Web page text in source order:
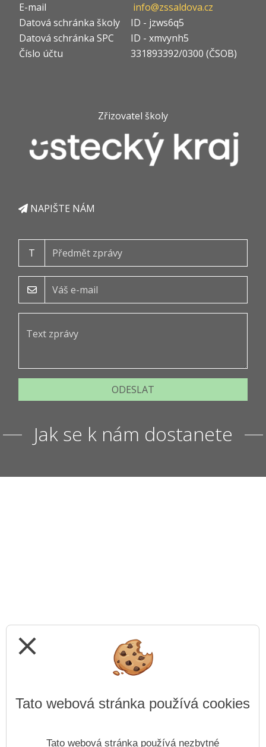
E-mail
info@zssaldova.cz
Datová schránka školy
ID - jzws6q5
Datová schránka SPC
ID - xmvynh5
Číslo účtu
331893392/0300 (ČSOB)
Zřizovatel školy
NAPIŠTE NÁM
T
ODESLAT
Jak se k nám dostanete
close
Tato webová stránka používá cookies
Tato webová stránka používá nezbytné